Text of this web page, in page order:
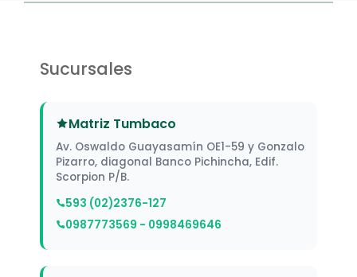
Sucursales
Matriz Tumbaco
Av. Oswaldo Guayasamín OE1-59 y Gonzalo
Pizarro, diagonal Banco Pichincha, Edif.
Scorpion P/B.
593 (02)2376-127
0987773569 - 0998469646